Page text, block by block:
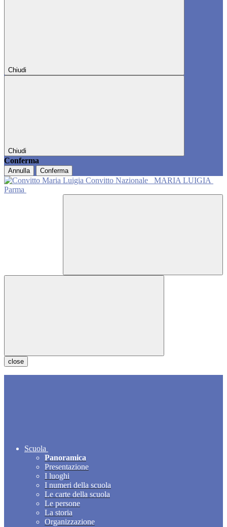
Chiudi
Chiudi
Conferma
Annulla Conferma
Convitto Nazionale
MARIA LUIGIA
Parma
close
Scuola
Panoramica
Presentazione
I luoghi
I numeri della scuola
Le carte della scuola
Le persone
La storia
Organizzazione